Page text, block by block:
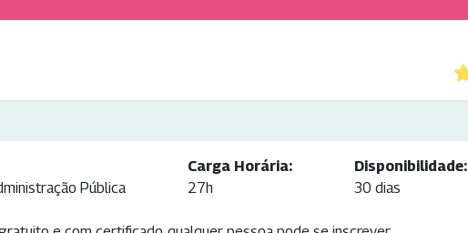
Pública
Carga Horária:
27h
Disponibilidade:
30 dias